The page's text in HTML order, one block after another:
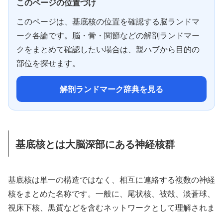
このページは、基底核の位置を確認する脳ランドマ
ーク各論です。脳・骨・関節などの解剖ランドマー
クをまとめて確認したい場合は、親ハブから目的の
部位を探せます。
解剖ランドマーク辞典を見る
基底核とは大脳深部にある神経核群
基底核は単一の構造ではなく、相互に連絡する複数の神経
核をまとめた名称です。一般に、尾状核、被殻、淡蒼球、
視床下核、黒質などを含むネットワークとして理解されま